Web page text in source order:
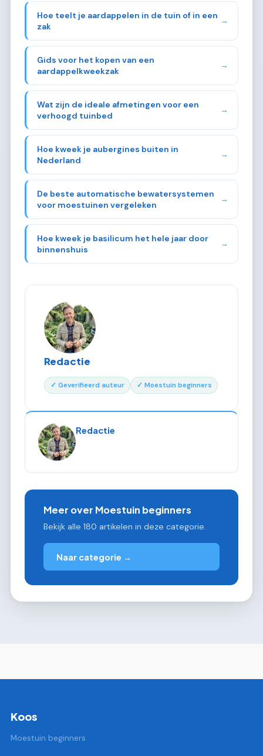
Hoe teelt je aardappelen in de tuin of in een
zak
→
Gids voor het kopen van een
aardappelkweekzak
→
Wat zijn de ideale afmetingen voor een
verhoogd tuinbed
→
Hoe kweek je aubergines buiten in
Nederland
→
De beste automatische bewatersystemen
voor moestuinen vergeleken
→
Hoe kweek je basilicum het hele jaar door
binnenshuis
→
Redactie
✓ Geverifieerd auteur ✓ Moestuin beginners
Redactie
Meer over Moestuin beginners
Bekijk alle 180 artikelen in deze categorie.
Naar categorie →
Koos
Moestuin beginners